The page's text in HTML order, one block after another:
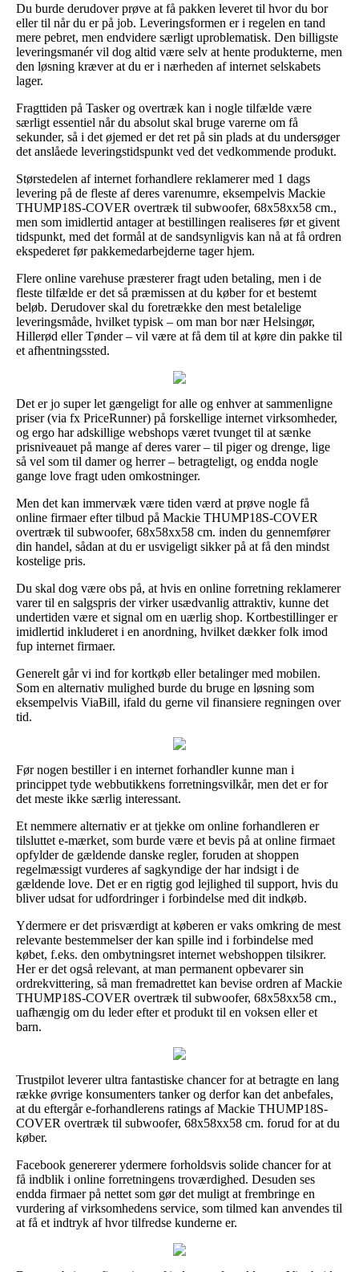
Du burde derudover prøve at få pakken leveret til hvor du bor
eller til når du er på job. Leveringsformen er i regelen en tand
mere pebret, men endvidere særligt uproblematisk. Den billigste
leveringsmanér vil dog altid være selv at hente produkterne, men
den løsning kræver at du er i nærheden af internet selskabets
lager.
Fragttiden på Tasker og overtræk kan i nogle tilfælde være
særligt essentiel når du absolut skal bruge varerne om få
sekunder, så i det øjemed er det ret på sin plads at du undersøger
det anslåede leveringstidspunkt ved det vedkommende produkt.
Størstedelen af internet forhandlere reklamerer med 1 dags
levering på de fleste af deres varenumre, eksempelvis Mackie
THUMP18S-COVER overtræk til subwoofer, 68x58xx58 cm.,
men som imidlertid antager at bestillingen realiseres før et givent
tidspunkt, med det formål at de sandsynligvis kan nå at få ordren
ekspederet før pakkemedarbejderne tager hjem.
Flere online varehuse præsterer fragt uden betaling, men i de
fleste tilfælde er det så præmissen at du køber for et bestemt
beløb. Derudover skal du foretrække den mest betalelige
leveringsmåde, hvilket typisk – om man bor nær Helsingør,
Hillerød eller Tønder – vil være at få dem til at køre din pakke til
et afhentningssted.
Det er jo super let gængeligt for alle og enhver at sammenligne
priser (via fx PriceRunner) på forskellige internet virksomheder,
og ergo har adskillige webshops været tvunget til at sænke
prisniveauet på mange af deres varer – til piger og drenge, lige
så vel som til damer og herrer – betragteligt, og endda nogle
gange love fragt uden omkostninger.
Men det kan immervæk være tiden værd at prøve nogle få
online firmaer efter tilbud på Mackie THUMP18S-COVER
overtræk til subwoofer, 68x58xx58 cm. inden du gennemfører
din handel, sådan at du er usvigeligt sikker på at få den mindst
kostelige pris.
Du skal dog være obs på, at hvis en online forretning reklamerer
varer til en salgspris der virker usædvanlig attraktiv, kunne det
undertiden være et signal om en uærlig shop. Kortbestillinger er
imidlertid inkluderet i en anordning, hvilket dækker folk imod
fup internet firmaer.
Generelt går vi ind for kortkøb eller betalinger med mobilen.
Som en alternativ mulighed burde du bruge en løsning som
eksempelvis ViaBill, ifald du gerne vil finansiere regningen over
tid.
Før nogen bestiller i en internet forhandler kunne man i
princippet tyde webbutikkens forretningsvilkår, men det er for
det meste ikke særlig interessant.
Et nemmere alternativ er at tjekke om online forhandleren er
tilsluttet e-mærket, som burde være et bevis på at online firmaet
opfylder de gældende danske regler, foruden at shoppen
regelmæssigt vurderes af sagkyndige der har indsigt i de
gældende love. Det er en rigtig god lejlighed til support, hvis du
bliver udsat for udfordringer i forbindelse med dit indkøb.
Ydermere er det prisværdigt at køberen er vaks omkring de mest
relevante bestemmelser der kan spille ind i forbindelse med
købet, f.eks. den ombytningsret internet webshoppen tilsikrer.
Her er det også relevant, at man permanent opbevarer sin
ordrekvittering, så man fremadrettet kan bevise ordren af Mackie
THUMP18S-COVER overtræk til subwoofer, 68x58xx58 cm.,
uafhængig om du leder efter et produkt til en voksen eller et
barn.
Trustpilot leverer ultra fantastiske chancer for at betragte en lang
række øvrige konsumenters tanker og derfor kan det anbefales,
at du eftergår e-forhandlerens ratings af Mackie THUMP18S-
COVER overtræk til subwoofer, 68x58xx58 cm. forud for at du
køber.
Facebook genererer ydermere forholdsvis solide chancer for at
få indblik i online forretningens troværdighed. Desuden ses
endda firmaer på nettet som gør det muligt at frembringe en
vurdering af virksomhedens service, som tilmed kan anvendes til
at få et indtryk af hvor tilfredse kunderne er.